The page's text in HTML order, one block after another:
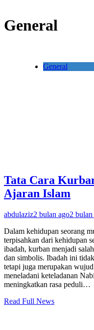
General
General
Tata Cara
Ajaran Islam
abdulaziz2 bulan ago2 bulan
Dalam kehidupan seorang
terpisahkan dari kehidupan
ibadah, kurban menjadi
dan simbolis. Ibadah ini
tetapi juga merupakan
meneladani keteladanan
meningkatkan rasa peduli…
Read Full News